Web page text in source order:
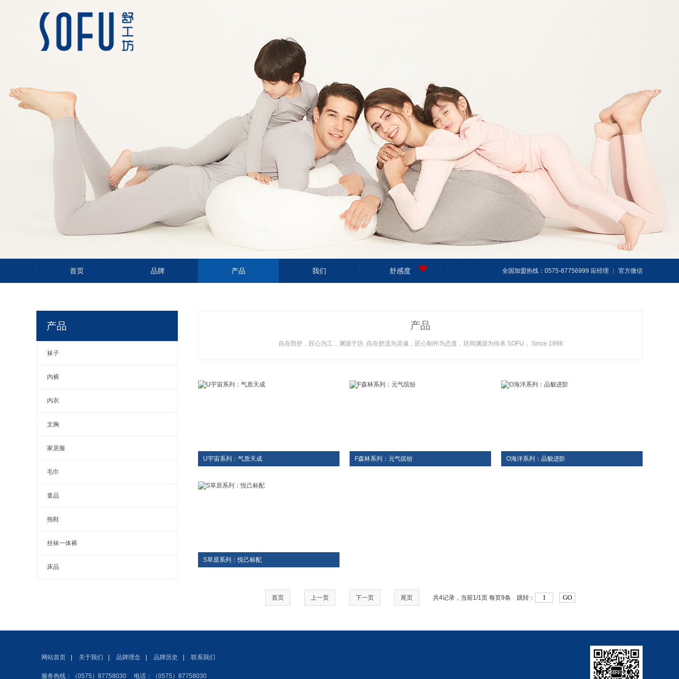
首页 品牌 产品 我们 舒感度 全国加盟热线：0575-87756999 应经理 官方微信
产品
袜子
内裤
内衣
文胸
家居服
毛巾
童品
拖鞋
丝袜一体裤
床品
产品
自在而舒，匠心为工，渊源于坊. 自在舒适为灵魂，匠心制作为态度，坊间渊源为传承 SOFU， Since 1998
U宇宙系列：气质天成 F森林系列：元气缤纷 O海洋系列：品貌进阶
S草原系列：悦己标配
首页 上一页 下一页 尾页 共4记录，当前1/1页 每页9条 跳转： GO
网站首页 关于我们 品牌理念 品牌历史 联系我们
服务热线：（0575）87758030 电话：（0575）87758030